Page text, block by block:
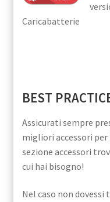
Caricabatterie
BEST
Assicurati sempre
migliori accessori
sezione accessori
cui hai bisogno!
Nel caso non dovessi